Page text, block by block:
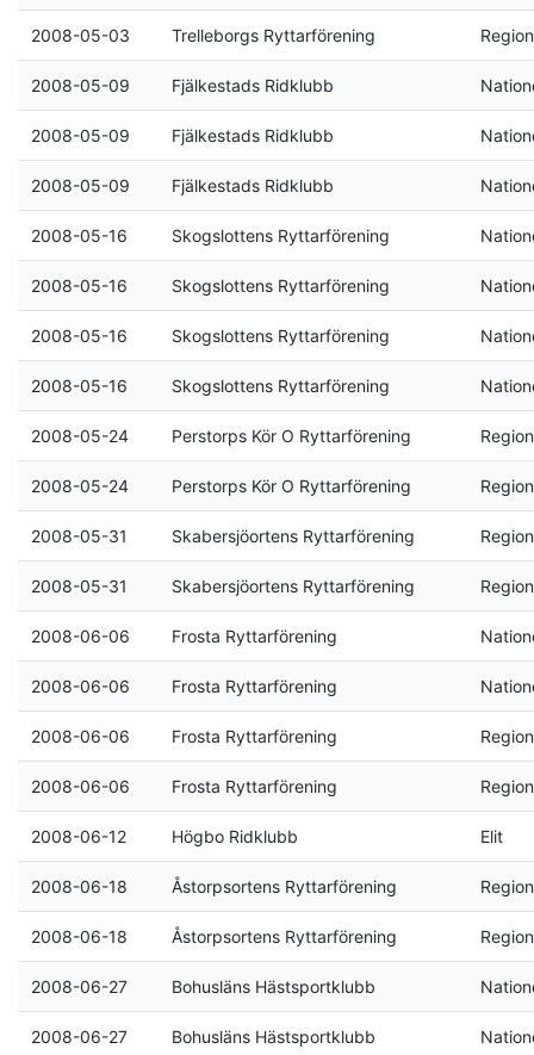
2008-05-03 Trelleborgs Ryttarförening
2008-05-09 Fjälkestads Ridklubb
2008-05-09 Fjälkestads Ridklubb
2008-05-09 Fjälkestads Ridklubb
2008-05-16 Skogslottens Ryttarförening
2008-05-16 Skogslottens Ryttarförening
2008-05-16 Skogslottens Ryttarförening
2008-05-16 Skogslottens Ryttarförening
2008-05-24 Perstorps Kör O Ryttarförening
2008-05-24 Perstorps Kör O Ryttarförening
2008-05-31 Skabersjöortens Ryttarförening
2008-05-31 Skabersjöortens Ryttarförening
2008-06-06 Frosta Ryttarförening
2008-06-06 Frosta Ryttarförening
2008-06-06 Frosta Ryttarförening
2008-06-06 Frosta Ryttarförening
2008-06-12 Högbo Ridklubb Elit
2008-06-18 Åstorpsortens Ryttarförening
2008-06-18 Åstorpsortens Ryttarförening
2008-06-27 Bohusläns Hästsportklubb
2008-06-27 Bohusläns Hästsportklubb